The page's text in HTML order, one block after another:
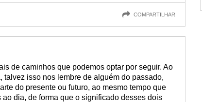
COMPARTILHAR
de caminhos que podemos optar por seguir. Ao
talvez isso nos lembre de alguém do passado,
do presente ou futuro, ao mesmo tempo que
dia, de forma que o significado desses dois